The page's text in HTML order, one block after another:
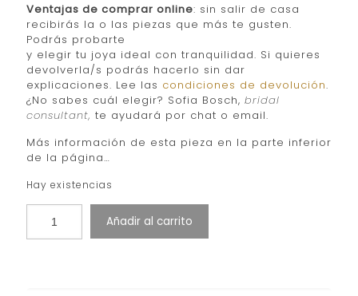
Ventajas de comprar online: sin salir de casa
recibirás la o las piezas que más te gusten.
Podrás probarte
y elegir tu joya ideal con tranquilidad. Si quieres
devolverla/s podrás hacerlo sin dar
explicaciones. Lee las condiciones de devolución.
¿No sabes cuál elegir? Sofia Bosch, bridal
consultant, te ayudará por chat o email.
Más información de esta pieza en la parte inferior
de la página…
Hay existencias
Añadir al carrito